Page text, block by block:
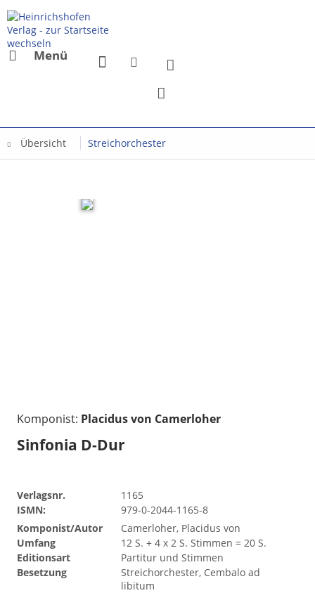
Menü
Übersicht Streichorchester
Komponist: Placidus von Camerloher
Sinfonia D-Dur
Verlagsnr.
1165
ISMN:
979-0-2044-1165-8
Komponist/Autor
Camerloher, Placidus von
Umfang
12 S. + 4 x 2 S. Stimmen = 20 S.
Editionsart
Partitur und Stimmen
Besetzung
Streichorchester, Cembalo ad
libitum